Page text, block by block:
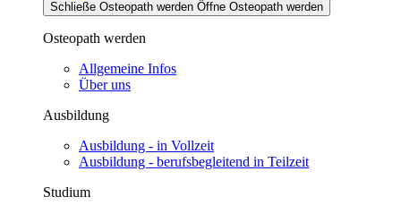
Schließe Osteopath werden Öffne Osteopath werden
Osteopath werden
Allgemeine Infos
Über uns
Ausbildung
Ausbildung - in Vollzeit
Ausbildung - berufsbegleitend in Teilzeit
Studium